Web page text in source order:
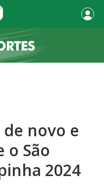
novo e
o São
2024